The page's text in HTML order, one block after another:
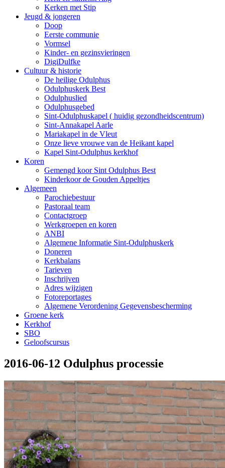
Kerken met Stip
Jeugd & jongeren
Doop
Eerste communie
Vormsel
Kinder- en gezinsvieringen
DigiDulfke
Cultuur & historie
De heilige Odulphus
Odulphuskerk Best
Odulphuslied
Odulphusgebed
Sint-Odulphuskapel ( huidig gezondheidscentrum)
Sint-Annakapel Aarle
Mariakapel in de Vleut
Onze lieve vrouwe van de Heikant kapel
Kapel Sint-Odulphus kerkhof
Koren
Gemengd koor Sint Odulphus Best
Kinderkoor de Gouden Appeltjes
Algemeen
Parochiebestuur
Pastoraal team
Contactgroep
Werkgroepen en koren
ANBI
Algemene Informatie Sint-Odulphuskerk
Doneren
Kerkbalans
Tarieven
Inschrijven
Adres wijzigen
Fotoreportages
Algemene Verordening Gegevensbescherming
Groene kerk
Kerkhof
SBO
Geloofscursus
2016-06-12 Odulphus processie